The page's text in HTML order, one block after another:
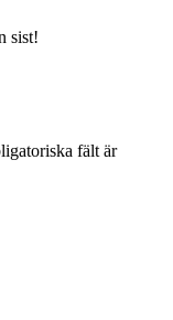
sist!
fält är